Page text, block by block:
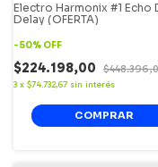
Electro Harmonix #1 Echo
Delay (OFERTA)
-50% OFF
$224.198,00
3 x $74.732,67 sin interés